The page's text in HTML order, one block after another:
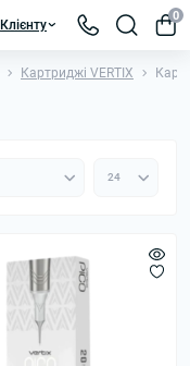
Клієнту
0
Картриджі VERTIX